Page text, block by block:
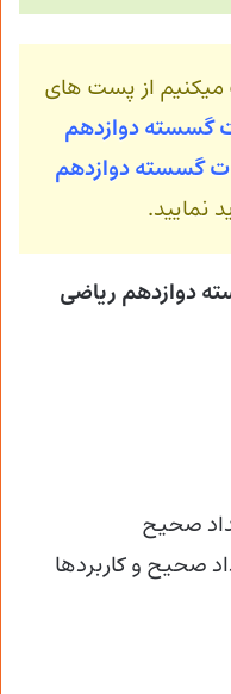
از پست های
گسسته دوازدهم
گسستهدوازدهم
نمایید.
دوازدهم ریاضی
صحیح
صحیح و کاربردها